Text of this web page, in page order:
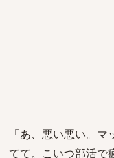
「あ、悪い悪い。
てて。こいつ部活で